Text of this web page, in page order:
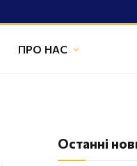
ПРО НАС
Останні